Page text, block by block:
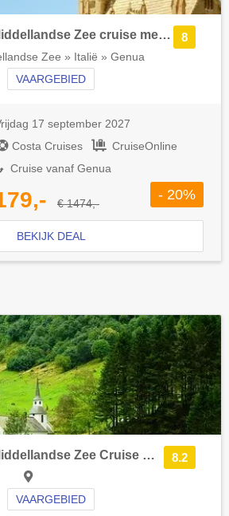
8
8 daagse West-Middellandse Zee cruise met de Costa Smeralda
Zee » Italië » Genua
VAARGEBIED
17 september 2027
Costa Cruises
CruiseOnline
Cruise vanaf Genua
€ 1474,-
- 20%
BEKIJK DEAL
8.2
8 daagse West-Middellandse Zee Cruise met de Costa Smeralda vanuit Barcelona langs Spanje, Italië en Frankrijk
VAARGEBIED